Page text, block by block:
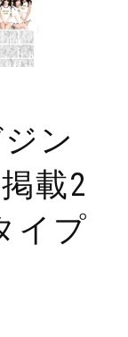
ジン
掲載2
イプ